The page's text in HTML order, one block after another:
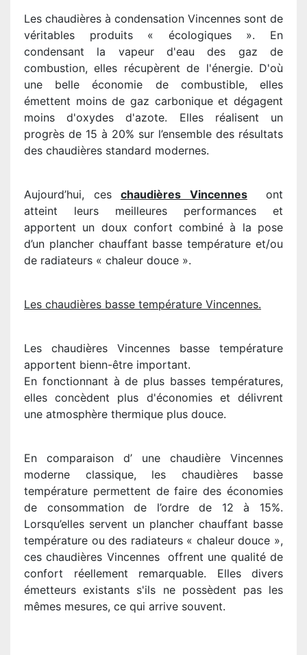
Les chaudières à condensation Vincennes sont de
véritables produits « écologiques ». En
condensant la vapeur d'eau des gaz de
combustion, elles récupèrent de l'énergie. D'où
une belle économie de combustible, elles
émettent moins de gaz carbonique et dégagent
moins d'oxydes d'azote. Elles réalisent un
progrès de 15 à 20% sur l’ensemble des résultats
des chaudières standard modernes.
Aujourd’hui, ceschaudières Vincennesont
atteint leurs meilleures performances et
apportent un doux confort combiné à la pose
d’un plancher chauffant basse température et/ou
de radiateurs « chaleur douce ».
Les chaudières basse température Vincennes.
Les chaudières Vincennes basse température
apportent bienn-être important.
En fonctionnant à de plus basses températures,
elles concèdent plus d'économies et délivrent
une atmosphère thermique plus douce.
En comparaison d’ une chaudière Vincennes
moderne classique, les chaudières basse
température permettent de faire des économies
de consommation de l’ordre de 12 à 15%.
Lorsqu’elles servent un plancher chauffant basse
température ou des radiateurs « chaleur douce »,
ces chaudières Vincennes offrent une qualité de
confort réellement remarquable. Elles divers
émetteurs existants s'ils ne possèdent pas les
mêmes mesures, ce qui arrive souvent.